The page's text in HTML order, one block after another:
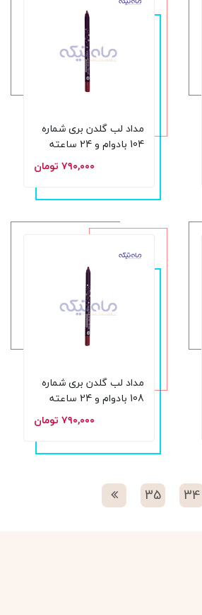
مداد لب گلدن بری شماره
104 بادوام و 24 ساعته
۷۹۰,۰۰۰ تومان
مداد لب گلدن بری شماره
108 بادوام و 24 ساعته
۷۹۰,۰۰۰ تومان
34
35